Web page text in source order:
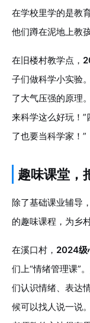
在学校里学的是教
他们蹲在泥地上教
在旧楼村教学点，
子们做科学小实验
了大气压强的原理
来科学这么好玩！
了也要当科学家！”
趣味课堂，
除了基础课业辅导
的趣味课程，为乡
在溪口村， 2024级
们上“情绪管理课”
们认识情绪、表达
候可以找人说一说